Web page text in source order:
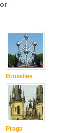
Bruxelles
Praga